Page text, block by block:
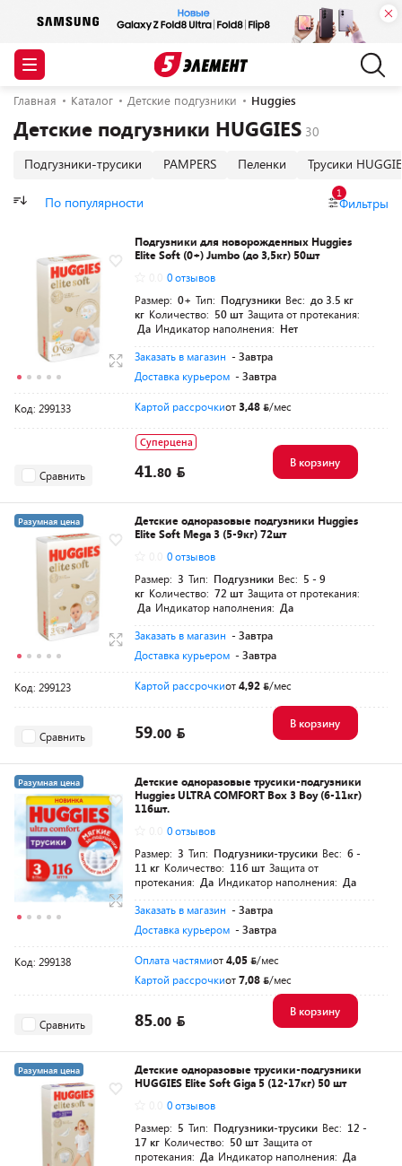
Главная Каталог Детские подгузники Huggies
Детские подгузники HUGGIES
Подгузники-трусики PAMPERS Пеленки Трусики
По популярности Фильтры
1
Подгузники для новорожденных Huggies
Elite Soft (0+) Jumbo (до 3,5кг) 50шт
0 отзывов
Размер: 0+ Тип: Подгузники Вес: до 3.5 кг
кг Количество: 50 шт Защита от протекания:
Да Индикатор наполнения: Нет
Заказать в магазин - Завтра
Доставка курьером - Завтра
Код: 299133 Картой рассрочкиот3,48 /мес
Сравнить
Суперцена
41.80
В корзину
Разумная цена
Детские одноразовые подгузники Huggies
Elite Soft Mega 3 (5-9кг) 72шт
0 отзывов
Размер: 3 Тип: Подгузники Вес: 5 - 9
кг Количество: 72 шт Защита от протекания:
Да Индикатор наполнения: Да
Заказать в магазин - Завтра
Доставка курьером - Завтра
Код: 299123 Картой рассрочкиот4,92 /мес
Сравнить 59.00
В корзину
Разумная цена
Детские одноразовые трусики-подгузники
Huggies ULTRA COMFORT Box 3 Boy (6-11кг)
116шт.
0 отзывов
Размер: 3 Тип: Подгузники-трусики Вес: 6 -
11 кг Количество: 116 шт Защита от
протекания: Да Индикатор наполнения: Да
Заказать в магазин - Завтра
Доставка курьером - Завтра
Код: 299138 Оплата частямиот4,05
/мес
Картой рассрочкиот7,08 /мес
Сравнить 85.00
В корзину
Разумная цена
Детские одноразовые трусики-подгузники
HUGGIES Elite Soft Giga 5 (12-17кг) 50 шт
0 отзывов
Размер: 5 Тип: Подгузники-трусики Вес: 12 -
17 кг Количество: 50 шт Защита от
протекания: Да Индикатор наполнения: Да